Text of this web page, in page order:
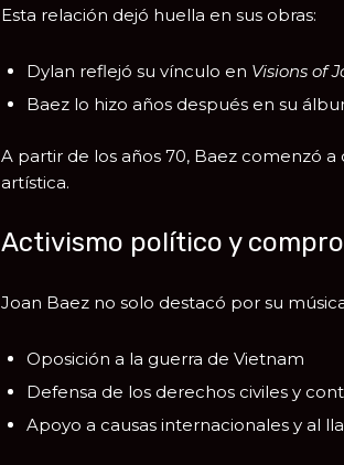
Esta relación dejó huella en sus obras:
Dylan reflejó su vínculo en Visions of
Baez lo hizo años después en su
A partir de los años 70, Baez comenzó
artística.
Activismo político y
Joan Baez no solo destacó por su
Oposición a la guerra de Vietnam
Defensa de los derechos civiles y
Apoyo a causas internacionales y al